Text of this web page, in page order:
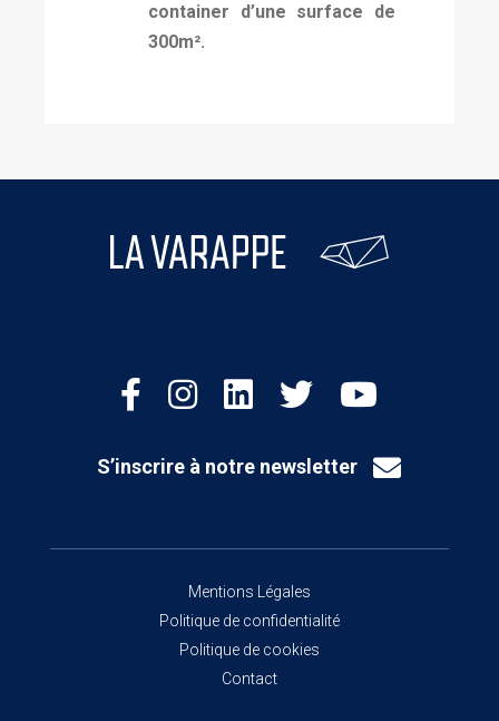
container d’une surface de
300m².
S’inscrire à notre newsletter
Mentions Légales
Politique de confidentialité
Politique de cookies
Contact